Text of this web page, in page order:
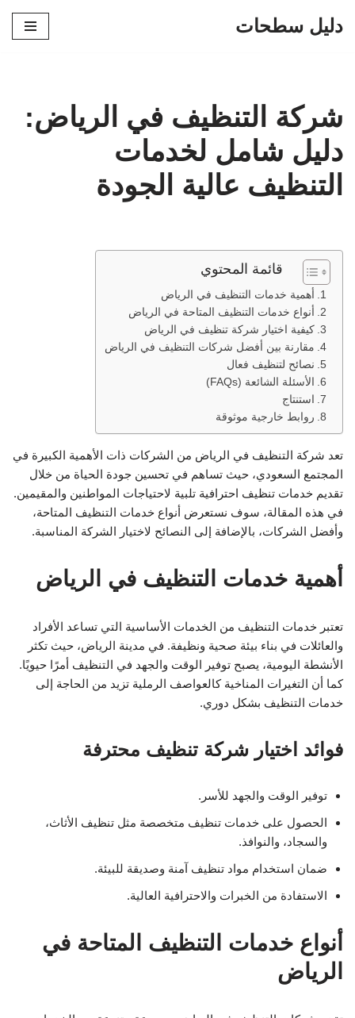
دليل سطحات
شركة التنظيف في الرياض:
دليل شامل لخدمات
التنظيف عالية الجودة
قائمة المحتوي
أهمية خدمات التنظيف في الرياض
أنواع خدمات التنظيف المتاحة في الرياض
كيفية اختيار شركة تنظيف في الرياض
مقارنة بين أفضل شركات التنظيف في الرياض
نصائح لتنظيف فعال
الأسئلة الشائعة (FAQs)
استنتاج
روابط خارجية موثوقة
تعد شركة التنظيف في الرياض من الشركات ذات الأهمية الكبيرة في
المجتمع السعودي، حيث تساهم في تحسين جودة الحياة من خلال
تقديم خدمات تنظيف احترافية تلبية لاحتياجات المواطنين والمقيمين.
في هذه المقالة، سوف نستعرض أنواع خدمات التنظيف المتاحة،
وأفضل الشركات، بالإضافة إلى النصائح لاختيار الشركة المناسبة.
أهمية خدمات التنظيف في الرياض
تعتبر خدمات التنظيف من الخدمات الأساسية التي تساعد الأفراد
والعائلات في بناء بيئة صحية ونظيفة. في مدينة الرياض، حيث تكثر
الأنشطة اليومية، يصبح توفير الوقت والجهد في التنظيف أمرًا حيويًا.
كما أن التغيرات المناخية كالعواصف الرملية تزيد من الحاجة إلى
خدمات التنظيف بشكل دوري.
فوائد اختيار شركة تنظيف محترفة
توفير الوقت والجهد للأسر.
الحصول على خدمات تنظيف متخصصة مثل تنظيف الأثاث،
والسجاد، والنوافذ.
ضمان استخدام مواد تنظيف آمنة وصديقة للبيئة.
الاستفادة من الخبرات والاحترافية العالية.
أنواع خدمات التنظيف المتاحة في
الرياض